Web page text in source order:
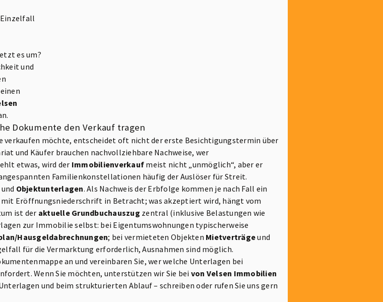
es um?
und
Dokumente den Verkauf tragen
verkaufen möchte, entscheidet oft nicht der erste Besichtigungstermin über
und Käufer brauchen nachvollziehbare Nachweise, wer
etwas, wird der Immobilienverkauf meist nicht „unmöglich“, aber er
Familienkonstellationen häufig der Auslöser für Streit.
und Objektunterlagen. Als Nachweis der Erbfolge kommen je nach Fall ein
mit Eröffnungsniederschrift in Betracht; was akzeptiert wird, hängt vom
ist der aktuelle Grundbuchauszug zentral (inklusive Belastungen wie
zur Immobilie selbst: bei Eigentumswohnungen typischerweise
Hausgeldabrechnungen; bei vermieteten Objekten Mietverträgeund
für die Vermarktung erforderlich, Ausnahmen sind möglich.
an und vereinbaren Sie, wer welche Unterlagen bei
Wenn Sie möchten, unterstützen wir Sie bei von Velsen Immobilien
und beim strukturierten Ablauf – schreiben oder rufen Sie uns gern